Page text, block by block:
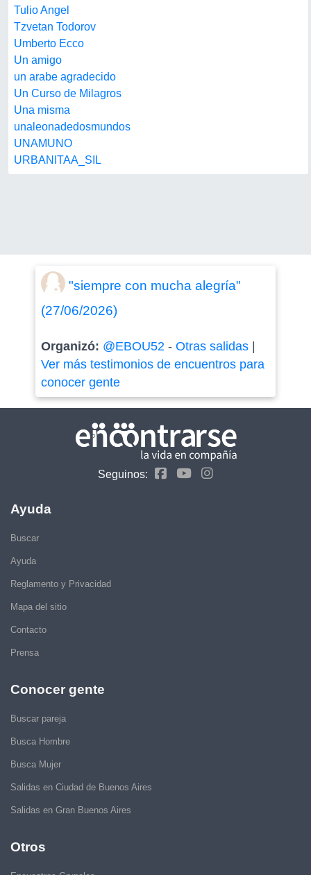
Tulio Angel
Tzvetan Todorov
Umberto Ecco
Un amigo
un arabe agradecido
Un Curso de Milagros
Una misma
unaleonadedosmundos
UNAMUNO
URBANITAA_SIL
"siempre con mucha alegría"
(27/06/2026)
Organizó: @EBOU52- Otras salidas|
Ver más testimonios de encuentros para
conocer gente
Seguinos:
Ayuda
Buscar
Ayuda
Reglamento y Privacidad
Mapa del sitio
Contacto
Prensa
Conocer gente
Buscar pareja
Busca Hombre
Busca Mujer
Salidas en Ciudad de Buenos Aires
Salidas en Gran Buenos Aires
Otros